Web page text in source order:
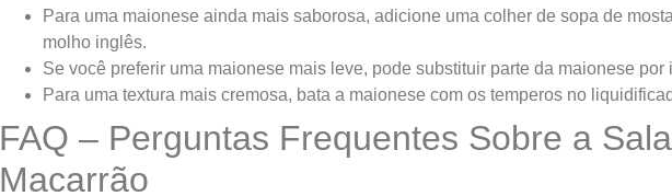
Para uma maionese ainda mais saborosa, adicione uma colher de sopa de
molho inglês.
Se você preferir uma maionese mais leve, pode substituir parte da maionese por
Para uma textura mais cremosa, bata a maionese com os temperos no
FAQ – Perguntas Frequentes Sobre a
Macarrão